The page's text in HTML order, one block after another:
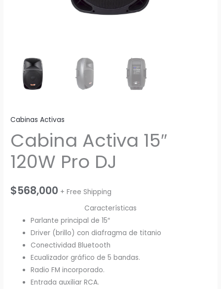
Cabinas Activas
Cabina Activa 15″
120W Pro DJ
$568,000 + Free Shipping
Características
Parlante principal de 15″
Driver (brillo) con diafragma de titanio
Conectividad Bluetooth
Ecualizador gráfico de 5 bandas.
Radio FM incorporado.
Entrada auxiliar RCA.